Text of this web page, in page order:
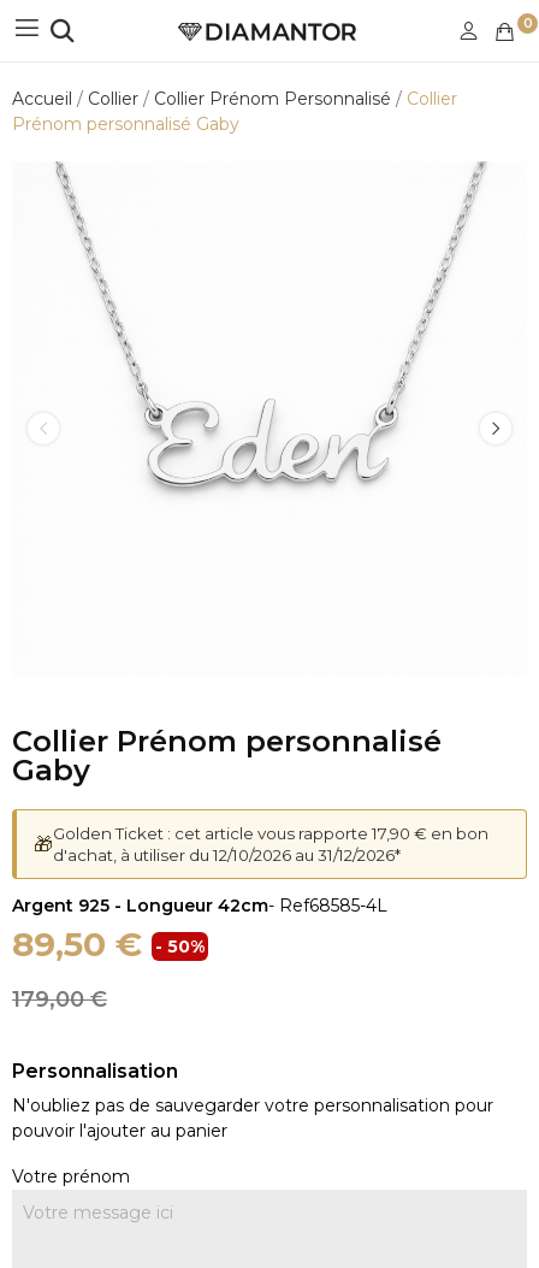
0
Accueil Collier Collier Prénom Personnalisé
Collier
Prénom personnalisé Gaby
Collier Prénom personnalisé
Gaby
🎁Golden Ticket : cet article vous rapporte 17,90 € en bon
d'achat, à utiliser du 12/10/2026 au 31/12/2026*
Argent 925 - Longueur 42cm- Ref68585-4L
89,50 € - 50%
179,00 €
Personnalisation
N'oubliez pas de sauvegarder votre personnalisation pour
pouvoir l'ajouter au panier
Votre prénom